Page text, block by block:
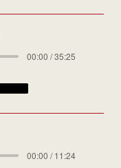
00:00 / 35:25
00:00 / 11:24